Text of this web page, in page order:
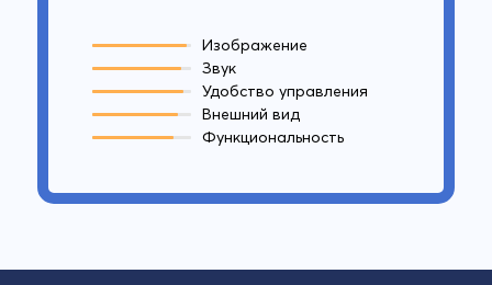
Изображение
Звук
Удобство управления
Внешний вид
Функциональность